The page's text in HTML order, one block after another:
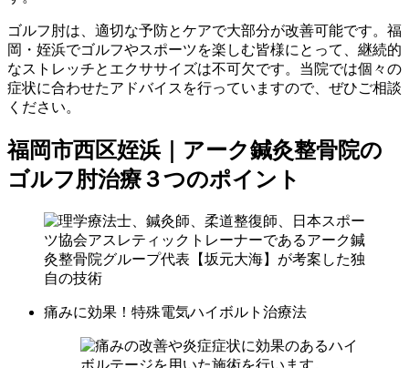
ゴルフ肘は、適切な予防とケアで大部分が改善可能です。福
岡・姪浜でゴルフやスポーツを楽しむ皆様にとって、継続的
なストレッチとエクササイズは不可欠です。当院では個々の
症状に合わせたアドバイスを行っていますので、ぜひご相談
ください。
福岡市西区姪浜｜アーク鍼灸整骨院の
ゴルフ肘治療３つのポイント
痛みに効果！特殊電気ハイボルト治療法